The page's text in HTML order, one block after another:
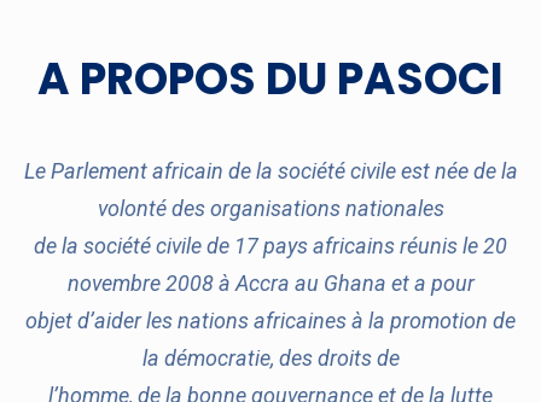
A PROPOS DU PASOCI
Le Parlement africain de la société civile est née de la
volonté des organisations nationales
de la société civile de 17 pays africains réunis le 20
novembre 2008 à Accra au Ghana et a pour
objet d’aider les nations africaines à la promotion de
la démocratie, des droits de
l’homme, de la bonne gouvernance et de la lutte